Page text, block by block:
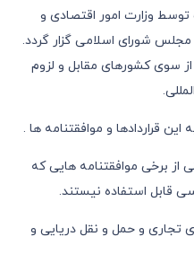
توسط وزارت امور اقتصادی و
مجلس شورای اسلامی گزار گردد.
از سوی کشورهای مقابل و لزوم
قراردادها و موافقتنامه ها .
از برخی موافقتنامه هایی که
قابل استفاده نیستند.
تجاری و حمل و نقل دریایی و